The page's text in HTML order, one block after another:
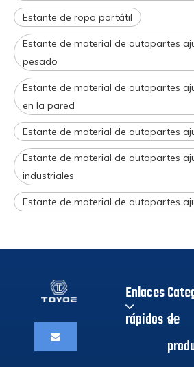
Estante de ropa portátil
Estante de material de autopartes
pesado
Estante de material de autopartes
en la pared
Estante de material de autopartes
Estante de material de autopartes
industriales
Estante de material de autopartes
Enlaces
rápidos de